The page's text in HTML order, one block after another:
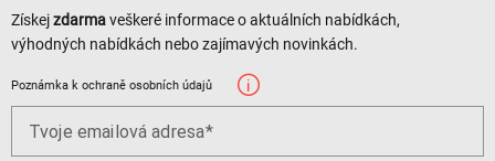
Získejzdarmaveškeré informace o aktuálních nabídkách,
výhodných nabídkách nebo zajímavých novinkách.
Poznámka k ochraně osobních údajů
Tvoje emailová adresa